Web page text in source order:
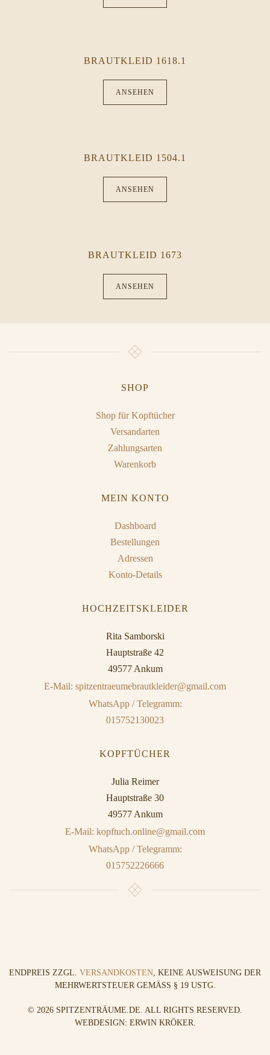
BRAUTKLEID 1618.1
ANSEHEN
BRAUTKLEID 1504.1
ANSEHEN
BRAUTKLEID 1673
ANSEHEN
SHOP
Shop für Kopftücher
Versandarten
Zahlungsarten
Warenkorb
MEIN KONTO
Dashboard
Bestellungen
Adressen
Konto-Details
HOCHZEITSKLEIDER
Rita Samborski
Hauptstraße 42
49577 Ankum
E-Mail: spitzentraeumebrautkleider@gmail.com
WhatsApp / Telegramm:
015752130023
KOPFTÜCHER
Julia Reimer
Hauptstraße 30
49577 Ankum
E-Mail: kopftuch.online@gmail.com
WhatsApp / Telegramm:
015752226666
ENDPREIS ZZGL. VERSANDKOSTEN, KEINE AUSWEISUNG DER
MEHRWERTSTEUER GEMÄSS § 19 USTG.
© 2026 SPITZENTRÄUME.DE. ALL RIGHTS RESERVED.
WEBDESIGN: ERWIN KRÖKER.